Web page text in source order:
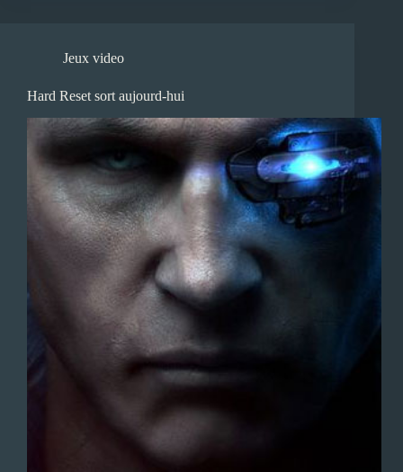
Jeux video
Hard Reset sort aujourd-hui